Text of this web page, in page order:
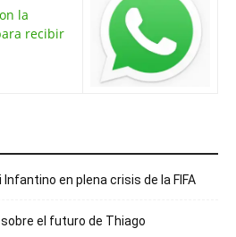
la
recibir
Infantino en plena crisis de la FIFA
el futuro de Thiago